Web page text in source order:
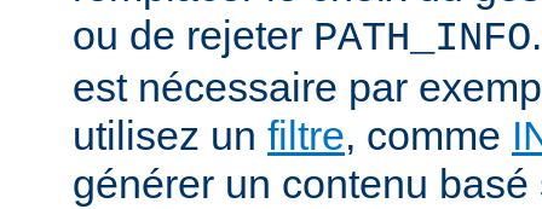
ou de rejeter PATH_INFO
est nécessaire par
utilisez un filtre, comme
générer un contenu